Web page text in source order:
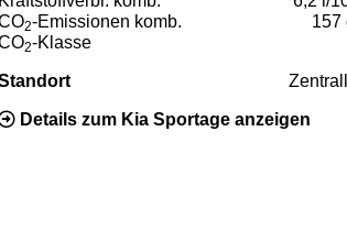
2-Emissionen komb.
157
2-Klasse
Details zum Kia Sportage anzeigen